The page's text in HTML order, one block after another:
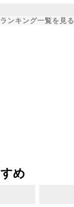
ランキング一覧を見る
め